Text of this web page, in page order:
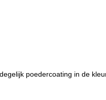
poedercoating in de